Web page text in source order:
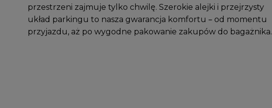
przestrzeni zajmuje tylko chwilę. Szerokie alejki i przejrzysty
układ parkingu to nasza gwarancja komfortu – od momentu
przyjazdu, aż po wygodne pakowanie zakupów do bagażnika.